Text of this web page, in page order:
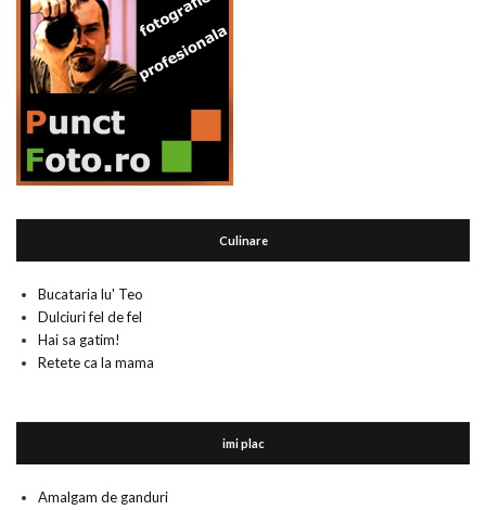
Culinare
Bucataria lu' Teo
Dulciuri fel de fel
Hai sa gatim!
Retete ca la mama
imi plac
Amalgam de ganduri